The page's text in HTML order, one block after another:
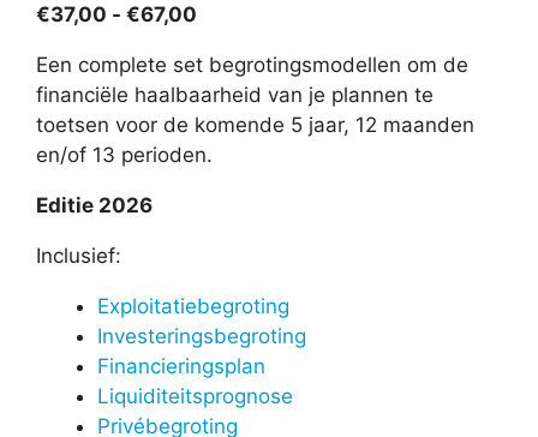
5
€37,00 - €67,00
tot
€67,00
Een complete set begrotingsmodellen om de
financiële haalbaarheid van je plannen te
toetsen voor de komende 5 jaar, 12 maanden
en/of 13 perioden.
Editie 2026
Inclusief:
Exploitatiebegroting
Investeringsbegroting
Financieringsplan
Liquiditeitsprognose
Privébegroting